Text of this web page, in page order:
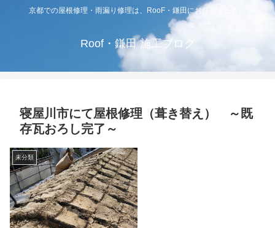
京都での屋根修理・雨漏り修理は、RooF・鎌田にお任せください
Roof・鎌田 施工ブログ
寝屋川市にて屋根修理（葺き替え） ～既
存瓦おろし完了～
未分類